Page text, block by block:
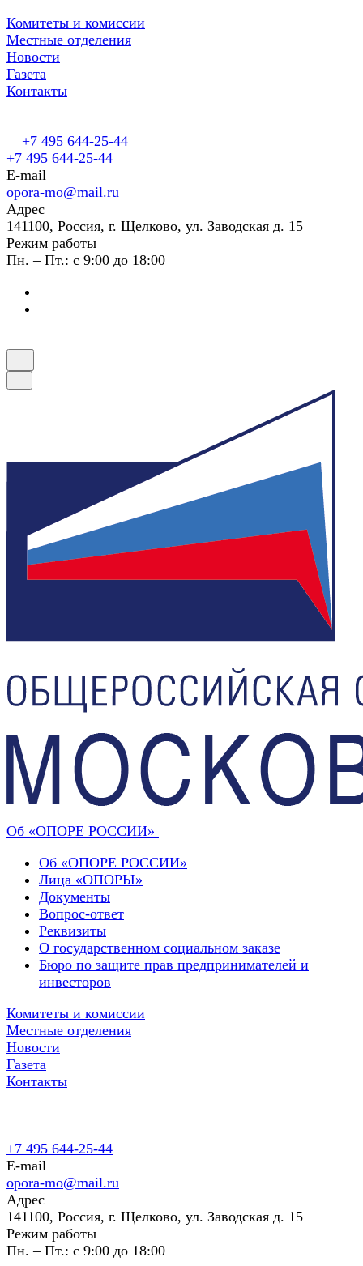
Комитеты и комиссии
Местные отделения
Новости
Газета
Контакты
+7 495 644-25-44
+7 495 644-25-44
E-mail
opora-mo@mail.ru
Адрес
141100, Россия, г. Щелково, ул. Заводская д. 15
Режим работы
Пн. – Пт.: с 9:00 до 18:00
Об «ОПОРЕ РОССИИ»
Об «ОПОРЕ РОССИИ»
Лица «ОПОРЫ»
Документы
Вопрос-ответ
Реквизиты
О государственном социальном заказе
Бюро по защите прав предпринимателей и
инвесторов
Комитеты и комиссии
Местные отделения
Новости
Газета
Контакты
+7 495 644-25-44
E-mail
opora-mo@mail.ru
Адрес
141100, Россия, г. Щелково, ул. Заводская д. 15
Режим работы
Пн. – Пт.: с 9:00 до 18:00